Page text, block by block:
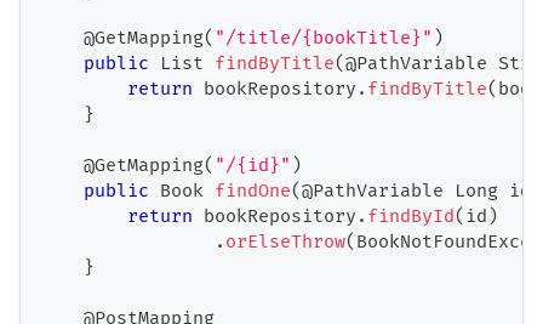
@GetMapping( "/title/{bookTitle}" )
public
List findByTitle(@PathVariable
return bookRepository . findByTitle(
}
@GetMapping( "/{id}" )
public Book findOne(@PathVariable Long id
return bookRepository . findById( id )
. orElseThrow(
}
@PostMapping